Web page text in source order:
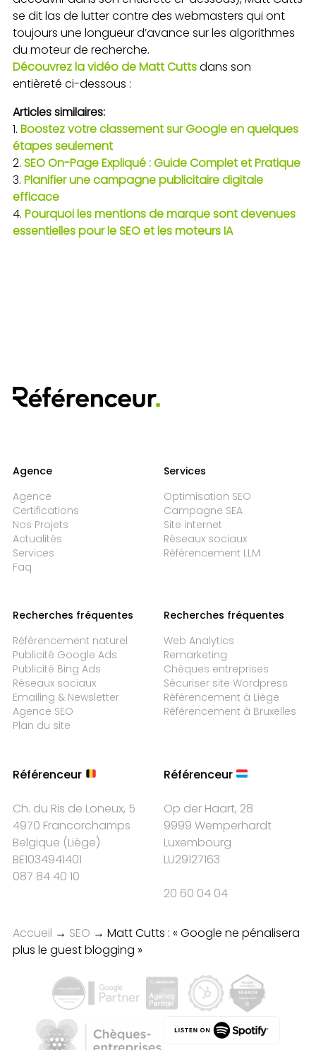
se dit las de lutter contre des webmasters qui ont
toujours une longueur d’avance sur les algorithmes
du moteur de recherche.
Découvrez la vidéo de Matt Cuttsdans son
entièreté ci-dessous :
Articles similaires:
Boostez votre classement sur Google en quelques
étapes seulement
SEO On-Page Expliqué : Guide Complet et Pratique
Planifier une campagne publicitaire digitale
efficace
Pourquoi les mentions de marque sont devenues
essentielles pour le SEO et les moteurs IA
Agence
Agence
Certifications
Nos Projets
Actualités
Services
Faq
Services
Optimisation SEO
Campagne SEA
Site internet
Réseaux sociaux
Référencement LLM
Recherches fréquentes
Référencement naturel
Publicité Google Ads
Publicité Bing Ads
Réseaux sociaux
Emailing & Newsletter
Agence SEO
Plan du site
Recherches fréquentes
Web Analytics
Remarketing
Chèques entreprises
Sécuriser site Wordpress
Référencement à Liège
Référencement à Bruxelles
Référenceur
Ch. du Ris de Loneux, 5
4970 Francorchamps
Belgique (Liège)
BE1034941401
087 84 40 10
Référenceur
Op der Haart, 28
9999 Wemperhardt
Luxembourg
LU29127163
20 60 04 04
Accueil → SEO → Matt Cutts : « Google ne pénalisera
plus le guest blogging »